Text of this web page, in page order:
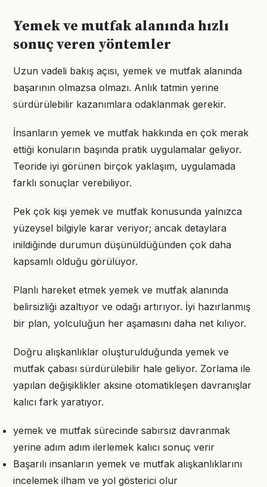
Yemek ve mutfak alanında hızlı
sonuç veren yöntemler
Uzun vadeli bakış açısı, yemek ve mutfak alanında
başarının olmazsa olmazı. Anlık tatmin yerine
sürdürülebilir kazanımlara odaklanmak gerekir.
İnsanların yemek ve mutfak hakkında en çok merak
ettiği konuların başında pratik uygulamalar geliyor.
Teoride iyi görünen birçok yaklaşım, uygulamada
farklı sonuçlar verebiliyor.
Pek çok kişi yemek ve mutfak konusunda yalnızca
yüzeysel bilgiyle karar veriyor; ancak detaylara
inildiğinde durumun düşünüldüğünden çok daha
kapsamlı olduğu görülüyor.
Planlı hareket etmek yemek ve mutfak alanında
belirsizliği azaltıyor ve odağı artırıyor. İyi hazırlanmış
bir plan, yolculuğun her aşamasını daha net kılıyor.
Doğru alışkanlıklar oluşturulduğunda yemek ve
mutfak çabası sürdürülebilir hale geliyor. Zorlama ile
yapılan değişiklikler aksine otomatikleşen davranışlar
kalıcı fark yaratıyor.
yemek ve mutfak sürecinde sabırsız davranmak
yerine adım adım ilerlemek kalıcı sonuç verir
Başarılı insanların yemek ve mutfak alışkanlıklarını
incelemek ilham ve yol gösterici olur